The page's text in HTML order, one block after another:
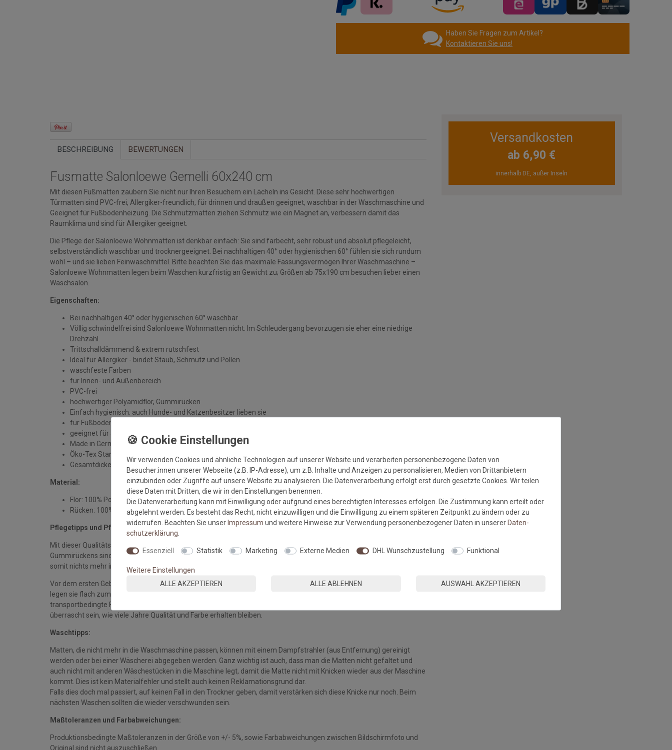
Haben Sie Fragen zum Artikel?
Kontaktieren Sie uns!
BESCHREIBUNG BEWERTUNGEN
Fusmatte Salonloewe Gemelli 60x240 cm
Mit diesen Fußmatten zaubern Sie nicht nur Ihren Besuchern ein Lächeln ins Gesicht. Diese sehr hochwertigen
Türmatten sind PVC-frei, Allergiker-freundlich, für drinnen und draußen geeignet, waschbar in der Waschmaschine und
Geeignet für Fußbodenheizung. Die Schmutzmatten ziehen Schmutz wie ein Magnet an, verbessern damit das
Raumklima und sind für Allergiker geeignet.
Die Pflege der Salonloewe Wohnmatten ist denkbar einfach: Sie sind farbecht, sehr robust und absolut pflegeleicht,
selbstverständlich waschbar und trocknergeeignet. Bei nachhaltigen 40° oder hygienischen 60° fühlen sie sich rundum
wohl – und sie lieben Feinwaschmittel. Bitte beachten Sie das maximale Fassungsvermögen Ihrer Waschmaschine –
Salonloewe Wohnmatten legen beim Waschen kurzfristig an Gewicht zu; Größen ab 75x190 cm besuchen lieber einen
Waschsalon.
Eigenschaften:
Bei nachhaltigen 40° oder hygienischen 60° waschbar
Völlig schwindelfrei sind Salonloewe Wohnmatten nicht: Im Schleudergang bevorzugen sie eher eine niedrige
Drehzahl.
Trittschalldämmend & extrem rutschfest
Ideal für Allergiker - bindet Staub, Schmutz und Pollen
waschfeste Farben
für Innen- und Außenbereich
PVC-frei
hochwertiger Polyamidflor, Gummirücken
Einfach hygienisch: auch Hunde- und Katzenbesitzer lieben sie
für Fußbodenheizung geeignet
geeignet für alle sauberen, trockenen und unbehandelten Böden
Made in Germany
Öko-Tex Standard 100
Gesamtdicke: ca. 7 mm
Material:
Flor: 100% Polyamid
Rücken: 100% Gummi
Pflegetipps und Pflegehinweise:
Mit dieser Qualitätsmatte sichern Sie sich waschbare Fußmatten, die zu 100% PVC-frei sind. Dank eines hochwertigen
Gummirückens sind die Fußmatten absolut ruschfest. Einem sicheren Gebrauch auch auf Fußbodenheizungen steht
somit nichts mehr im Wege.
Vor dem ersten Gebrauch waschen Sie die Fußmatte separat bei angegebener Temperatur mit Feinwaschmittel und
legen sie flach zum Trocknen aus. Dadurch richten sich die Fasern auf, der Mattenflor wird aktiviert und
transportbedingte Falten und Knicke werden wieder glatt. Pflegen Sie so Ihre Fußmatte regelmäßig und Sie werden
überrascht sein, wie viele Jahre Qualität und Farbe erhalten bleiben.
Waschtipps:
Matten, die nicht mehr in die Waschmaschine passen, können mit einem Dampfstrahler (aus Entfernung) gereinigt
werden oder bei einer Wäscherei abgegeben werden. Ganz wichtig ist auch, dass man die Matten nicht gefaltet und
auch nicht mit anderen Wäschestücken in die Maschine legt, damit die Matte nicht mit Knicken wieder aus der Maschine
kommt. Dies ist kein Materialfehler und stellt auch keinen Reklamationsgrund dar.
Falls dies doch mal passiert, auf keinen Fall in den Trockner geben, damit verstärken sich diese Knicke nur noch. Beim
nächsten Waschen sollten die wieder verschwunden sein.
Maßtoleranzen und Farbabweichungen:
Produktionsbedingte Maßtoleranzen in der Größe von +/- 5%, sowie Farbabweichungen zwischen Bildschirmfoto und
Original sind nicht auszuschließen
Versandkosten
ab 6,90 €
innerhalb DE, außer Inseln
Wir verwenden Cookies und ähnliche Technologien auf unserer Website und verarbeiten personenbezogene Daten von
Besucher:innen unserer Webseite (z.B. IP-Adresse), um z.B. Inhalte und Anzeigen zu personalisieren, Medien von Drittanbietern
einzubinden oder Zugriffe auf unsere Website zu analysieren. Die Datenverarbeitung erfolgt erst durch gesetzte Cookies. Wir teilen
diese Daten mit Dritten, die wir in den Einstellungen benennen.
Die Datenverarbeitung kann mit Einwilligung oder aufgrund eines berechtigten Interesses erfolgen. Die Zustimmung kann erteilt oder
abgelehnt werden. Es besteht das Recht, nicht einzuwilligen und die Einwilligung zu einem späteren Zeitpunkt zu ändern oder zu
widerrufen. Beachten Sie unserImpressum und weitere Hinweise zur Verwendung personenbezogener Daten in unsererDaten­
schutz­erklärung
Essenziell Statistik Marketing Externe Medien DHL Wunschzustellung Funktional
Weitere Einstellungen
ALLE AKZEPTIEREN
ALLE ABLEHNEN AUSWAHL AKZEPTIEREN